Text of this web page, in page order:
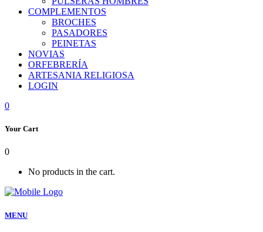
COMPLEMENTOS
BROCHES
PASADORES
PEINETAS
NOVIAS
ORFEBRERÍA
ARTESANIA RELIGIOSA
LOGIN
0
Your Cart
0
No products in the cart.
MENU